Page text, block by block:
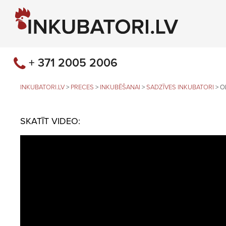
+ 371 2005 2006
INKUBATORI.LV > PRECES > INKUBĒŠANAI > SADZĪVES INKUBATORI >
SKATĪT VIDEO: